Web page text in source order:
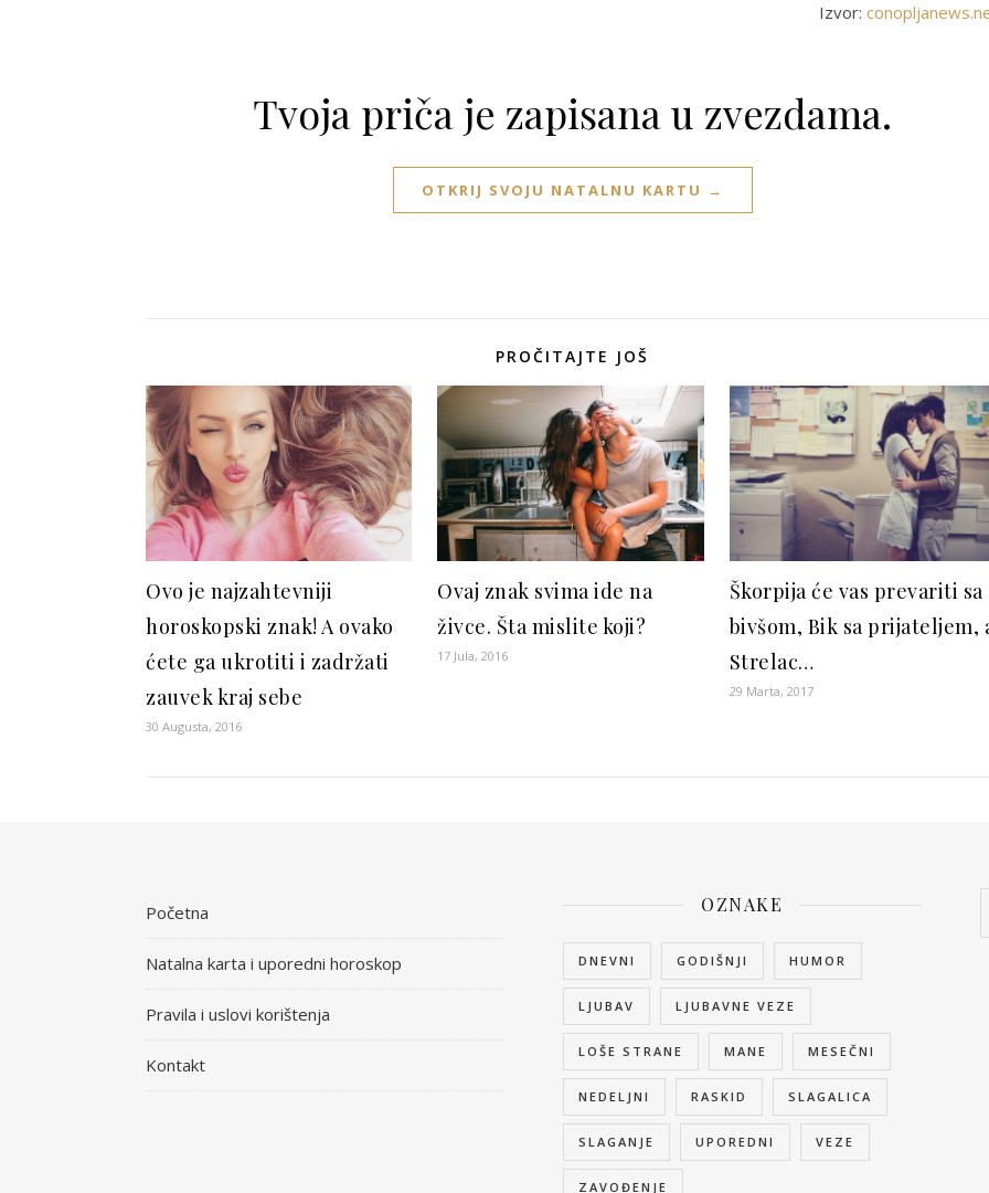
Izvor:
Tvoja priča je zapisana u zvezdama.
OTKRIJ SVOJU NATALNU KARTU →
PROČITAJTE JOŠ
Ovo je najzahtevniji
horoskopski znak! A ovako
ćete ga ukrotiti i zadržati
zauvek kraj sebe
30 Augusta, 2016
Ovaj znak svima ide na
živce. Šta mislite koji?
17 Jula, 2016
Škorpija će vas prevariti sa
bivšom, Bik sa prijateljem,
Strelac…
29 Marta, 2017
Početna
Natalna karta i uporedni horoskop
Pravila i uslovi korištenja
Kontakt
OZNAKE
DNEVNI GODIŠNJI HUMOR
LJUBAV LJUBAVNE VEZE
LOŠE STRANE MANE MESEČNI
NEDELJNI RASKID SLAGALICA
SLAGANJE UPOREDNI VEZE
ZAVOĐENJE